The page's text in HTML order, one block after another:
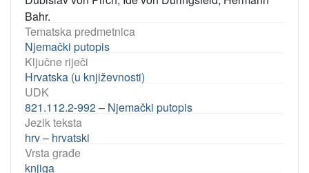
Bahr.
Tematska predmetnica
Njemački putopis
Ključne riječi
Hrvatska (u književnosti)
UDK
821.112.2-992 – Njemački putopis
Jezik teksta
hrv – hrvatski
Vrsta građe
knjiga